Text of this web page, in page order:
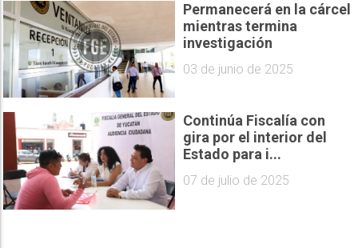
Permanecerá en la cárcel
mientras termina
investigación
03 de junio de 2025
Continúa Fiscalía con
gira por el interior del
Estado para i...
07 de julio de 2025